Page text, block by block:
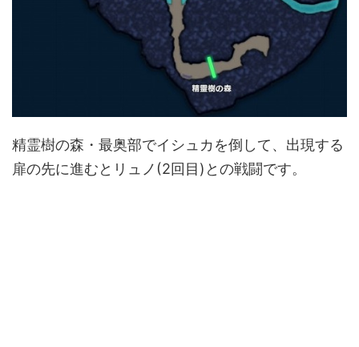
精霊樹の森・最奥部でイシュカを倒して、出現する
扉の先に進むとリュノ(2回目)との戦闘です。